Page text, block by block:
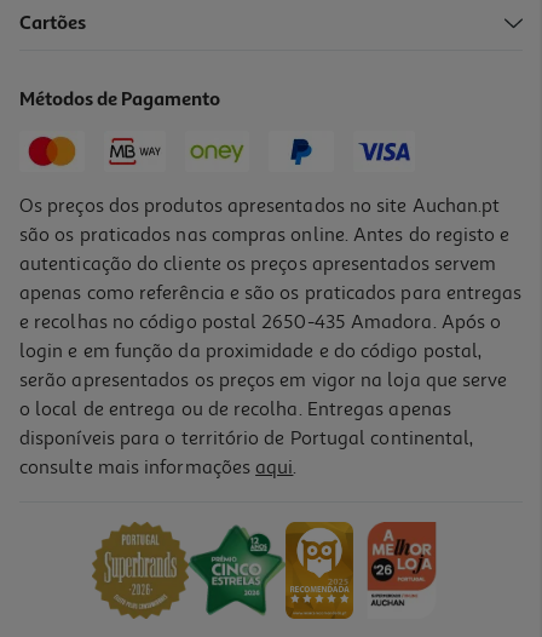
Lençol De Baixo Com Elástico Actuel Cor De Rosa Percal
160x200cm
19.99 €/un
19,99 €
Indisponível online
Price reduced from
16,99 €to
Promoção
-29%
Lençol De Baixo Com Elástico Actuel Branco 100% Algodão
Price reduced from
Cartões
Métodos de Pagamento
Os preços dos produtos apresentados no site Auchan.pt
são os praticados nas compras online. Antes do registo e
autenticação do cliente os preços apresentados servem
apenas como referência e são os praticados para entregas
e recolhas no código postal 2650-435 Amadora. Após o
login e em função da proximidade e do código postal,
serão apresentados os preços em vigor na loja que serve
o local de entrega ou de recolha. Entregas apenas
disponíveis para o território de Portugal continental,
consulte mais informações aqui.